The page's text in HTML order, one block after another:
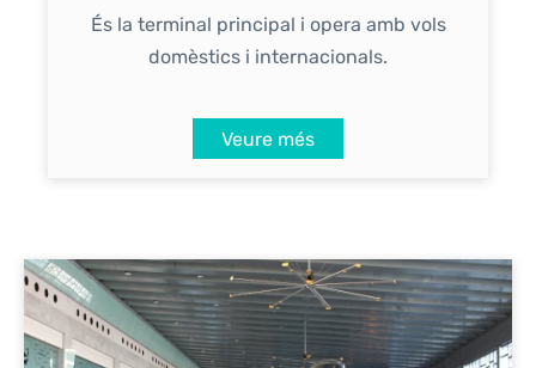
És la terminal principal i opera amb vols
domèstics i internacionals.
Veure més